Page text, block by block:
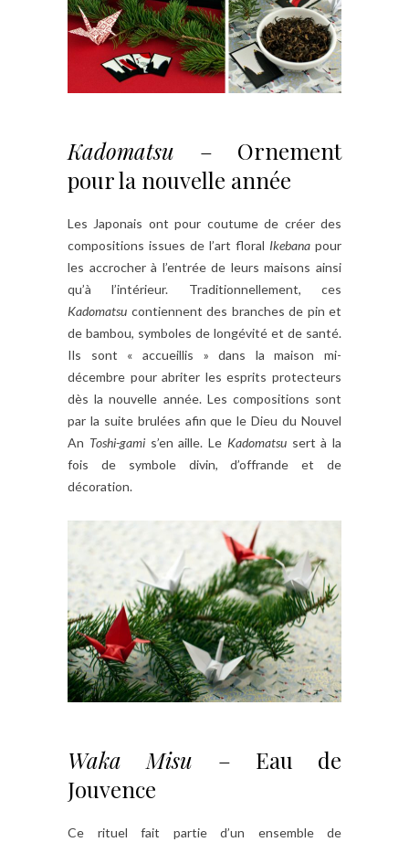
Kadomatsu – Ornement
pour la nouvelle année
Les Japonais ont pour coutume de créer des
compositions issues de l’art floral Ikebana pour
les accrocher à l’entrée de leurs maisons ainsi
qu’à l’intérieur. Traditionnellement, ces
Kadomatsu contiennent des branches de pin et
de bambou, symboles de longévité et de santé.
Ils sont « accueillis » dans la maison mi-
décembre pour abriter les esprits protecteurs
dès la nouvelle année. Les compositions sont
par la suite brulées afin que le Dieu du Nouvel
An Toshi-gamis’en aille. Le Kadomatsusert à la
fois de symbole divin, d’offrande et de
décoration.
Waka Misu – Eau de
Jouvence
Ce rituel fait partie d’un ensemble de